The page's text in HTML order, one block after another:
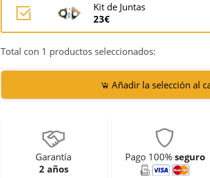
Kit de Juntas
23€
Total con 1 productos seleccionados:
Añadir la selección al
Garantía
2 años
Pago 100% seguro